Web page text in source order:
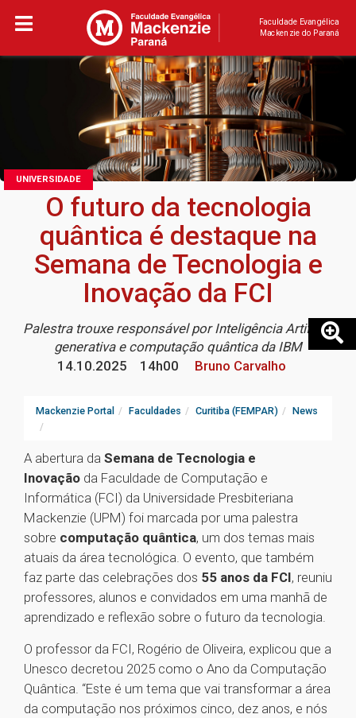
Faculdade Evangélica
Mackenzie do Paraná
UNIVERSIDADE
O futuro da tecnologia
quântica é destaque na
Semana de Tecnologia e
Inovação da FCI
Palestra trouxe responsável por Inteligência Artificial
generativa e computação quântica da IBM
14.10.2025
14h00 Bruno Carvalho
Mackenzie Portal Faculdades Curitiba (FEMPAR) News
A abertura da Semana de Tecnologia e
Inovação da Faculdade de Computação e
Informática (FCI) da Universidade Presbiteriana
Mackenzie (UPM) foi marcada por uma palestra
sobre computação quântica, um dos temas mais
atuais da área tecnológica. O evento, que também
faz parte das celebrações dos 55 anos da FCI, reuniu
professores, alunos e convidados em uma manhã de
aprendizado e reflexão sobre o futuro da tecnologia.
O professor da FCI, Rogério de Oliveira, explicou que a
Unesco decretou 2025 como o Ano da Computação
Quântica. “Este é um tema que vai transformar a área
da computação nos próximos cinco, dez anos, e nós